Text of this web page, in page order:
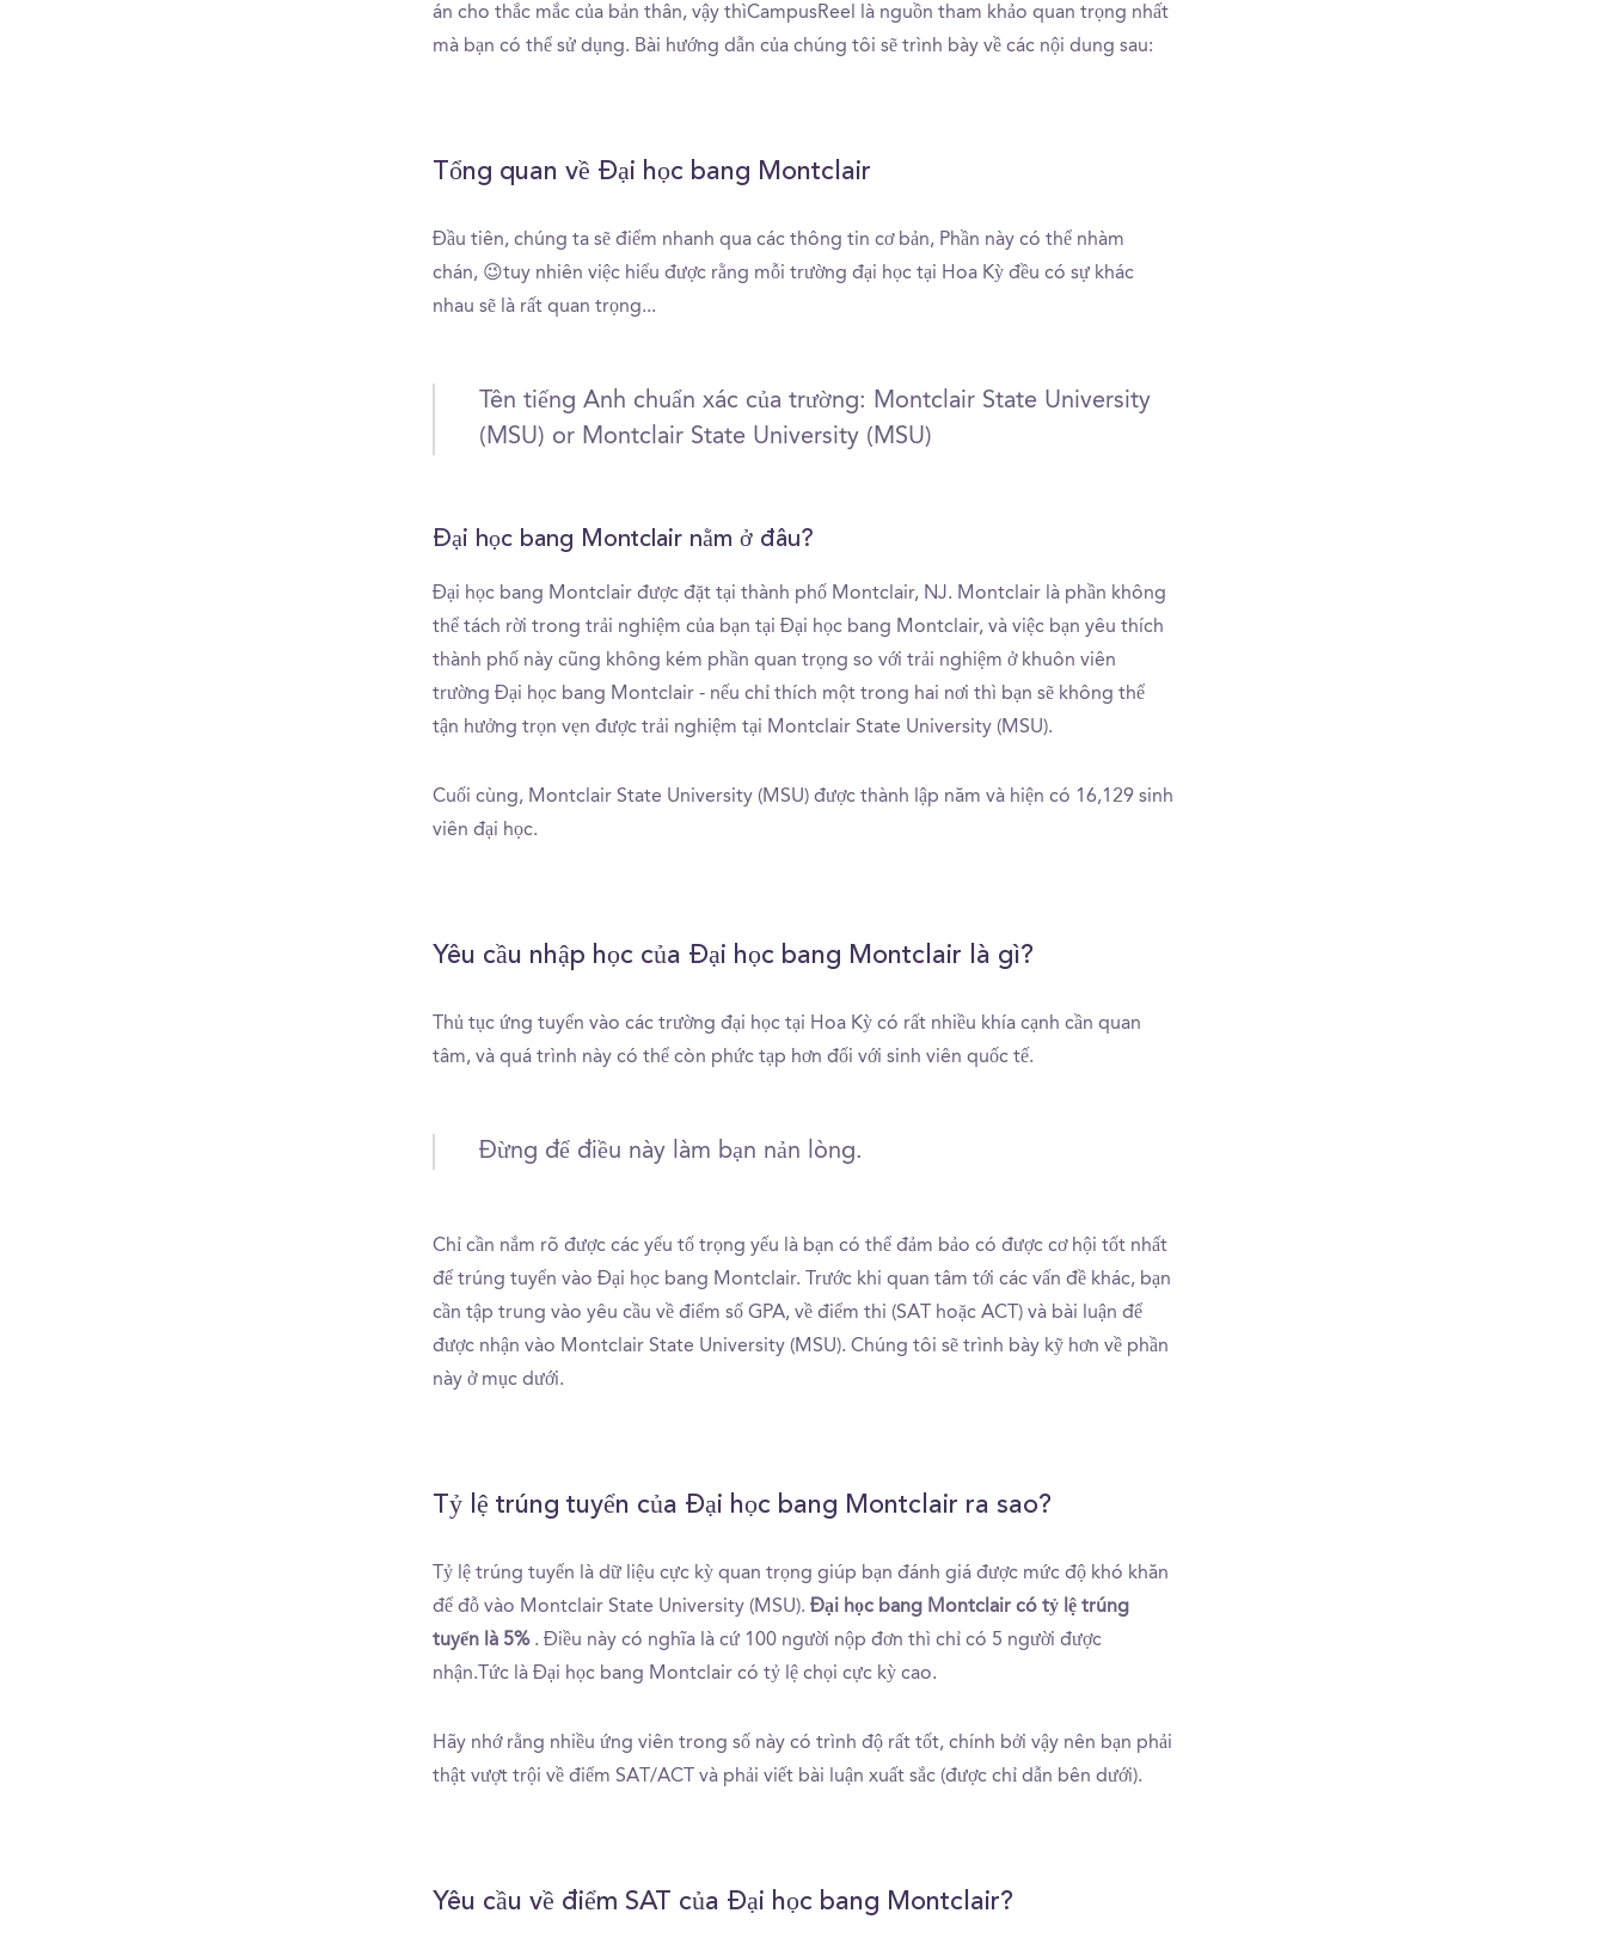
án cho thắc mắc của bản thân, vậy thìCampusReel là nguồn tham khảo quan trọng nhất
mà bạn có thể sử dụng. Bài hướng dẫn của chúng tôi sẽ trình bày về các nội dung sau:
Tổng quan về Đại học bang Montclair
Đầu tiên, chúng ta sẽ điểm nhanh qua các thông tin cơ bản, Phần này có thể nhàm
chán, 😉tuy nhiên việc hiểu được rằng mỗi trường đại học tại Hoa Kỳ đều có sự khác
nhau sẽ là rất quan trọng...
Tên tiếng Anh chuẩn xác của trường: Montclair State University
(MSU) or Montclair State University (MSU)
Đại học bang Montclair nằm ở đâu?
Đại học bang Montclair được đặt tại thành phố Montclair, NJ. Montclair là phần không
thể tách rời trong trải nghiệm của bạn tại Đại học bang Montclair, và việc bạn yêu thích
thành phố này cũng không kém phần quan trọng so với trải nghiệm ở khuôn viên
trường Đại học bang Montclair - nếu chỉ thích một trong hai nơi thì bạn sẽ không thể
tận hưởng trọn vẹn được trải nghiệm tại Montclair State University (MSU).
Cuối cùng, Montclair State University (MSU) được thành lập năm và hiện có 16,129 sinh
viên đại học.
Yêu cầu nhập học của Đại học bang Montclair là gì?
Thủ tục ứng tuyển vào các trường đại học tại Hoa Kỳ có rất nhiều khía cạnh cần quan
tâm, và quá trình này có thể còn phức tạp hơn đối với sinh viên quốc tế.
Đừng để điều này làm bạn nản lòng.
Chỉ cần nắm rõ được các yếu tố trọng yếu là bạn có thể đảm bảo có được cơ hội tốt nhất
để trúng tuyển vào Đại học bang Montclair. Trước khi quan tâm tới các vấn đề khác, bạn
cần tập trung vào yêu cầu về điểm số GPA, về điểm thi (SAT hoặc ACT) và bài luận để
được nhận vào Montclair State University (MSU). Chúng tôi sẽ trình bày kỹ hơn về phần
này ở mục dưới.
Tỷ lệ trúng tuyển của Đại học bang Montclair ra sao?
Tỷ lệ trúng tuyển là dữ liệu cực kỳ quan trọng giúp bạn đánh giá được mức độ khó khăn
để đỗ vào Montclair State University (MSU). Đại học bang Montclair có tỷ lệ trúng
tuyển là 5% . Điều này có nghĩa là cứ 100 người nộp đơn thì chỉ có 5 người được
nhận.Tức là Đại học bang Montclair có tỷ lệ chọi cực kỳ cao.
Hãy nhớ rằng nhiều ứng viên trong số này có trình độ rất tốt, chính bởi vậy nên bạn phải
thật vượt trội về điểm SAT/ACT và phải viết bài luận xuất sắc (được chỉ dẫn bên dưới).
Yêu cầu về điểm SAT của Đại học bang Montclair?